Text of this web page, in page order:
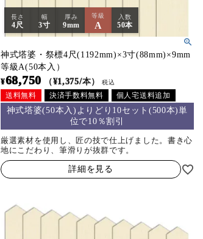
長さ
4尺
幅
3寸
厚み
9mm
等級
A
入数
50本
神式塔婆・祭標4尺(1192mm)×3寸(88mm)×9mm
等級A(50本入）
¥68,750 （¥1,375/本） 税込
送料無料 決済手数料無料 個人宅送料追加
神式塔婆(50本入)よりどり10セット(500本)単
位で10％割引
厳選素材を使用し、匠の技で仕上げました。書き心
地にこだわり、筆滑りが抜群です。
詳細を見る